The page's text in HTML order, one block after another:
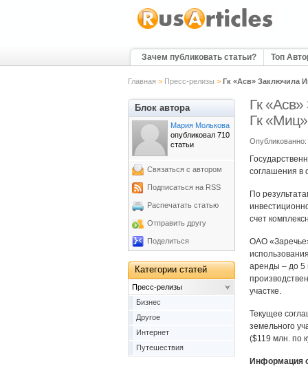
Зачем публиковать статьи? Топ
Главная > Пресс-релизы > Гк «Асв» Заключила
Гк
Гк «Миц»
соглашения в
По
счет
ОАО
аренды – до 5
участке.
Текущее
земельного
($119 млн. по
Информация
Блок автора
Мария Молькова
опубликовал 710
статьи
Связаться с автором
Подписаться на RSS
Распечатать статью
Отправить другу
Поделиться
Категории статей
Пресс-релизы
Бизнес
Другое
Интернет
Путешествия